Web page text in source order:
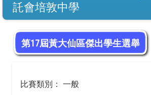
託會培敦中學
第17屆黃大仙區傑出學生選舉
比賽類別： 一般